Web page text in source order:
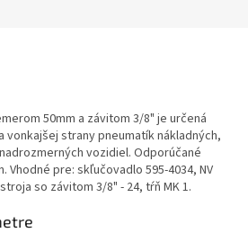
50mm a závitom 3/8" je určená
vonkajšej strany pneumatík nákladných,
vozidiel. Odporúčané
Vhodné pre: skľučovadlo 595-4034, NV
so závitom 3/8" - 24, tŕň MK 1.